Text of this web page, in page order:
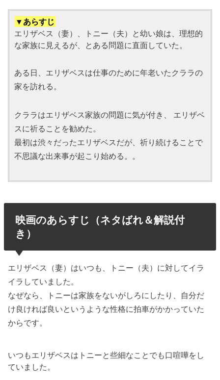
▼あらすじ
エリザベス（妻）、トニー（夫）と幼い娘は、理想的
な家族に見えるが、とある問題に直面していた。
ある日、エリザベスは仕事のために年老いたクララの
家を訪れる。
クララはエリザベス家族の問題に気が付き、 エリザベ
スに祈ることを勧めた。
最初は渋々だったエリザベスだが、祈り続けることで
不思議な出来事が起こり始める。。
映画のあらすじ（ネタばれ＆解説付
き）
エリザベス（妻）はいつも、トニー（夫）に対してイラ
イラしていました。
なぜなら、トニーは家族をないがしろにしたり、自分だ
け良ければ良いというような性格に拍車がかかっていた
からです。
いつもエリザベスはトニーと些細なことでも口喧嘩をし
ていました。